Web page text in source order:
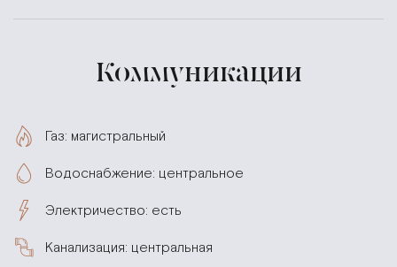
Коммуникации
Газ: магистральный
Водоснабжение: центральное
Электричество: есть
Канализация: центральная